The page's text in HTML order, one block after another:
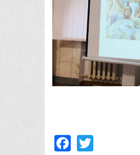
Facebook